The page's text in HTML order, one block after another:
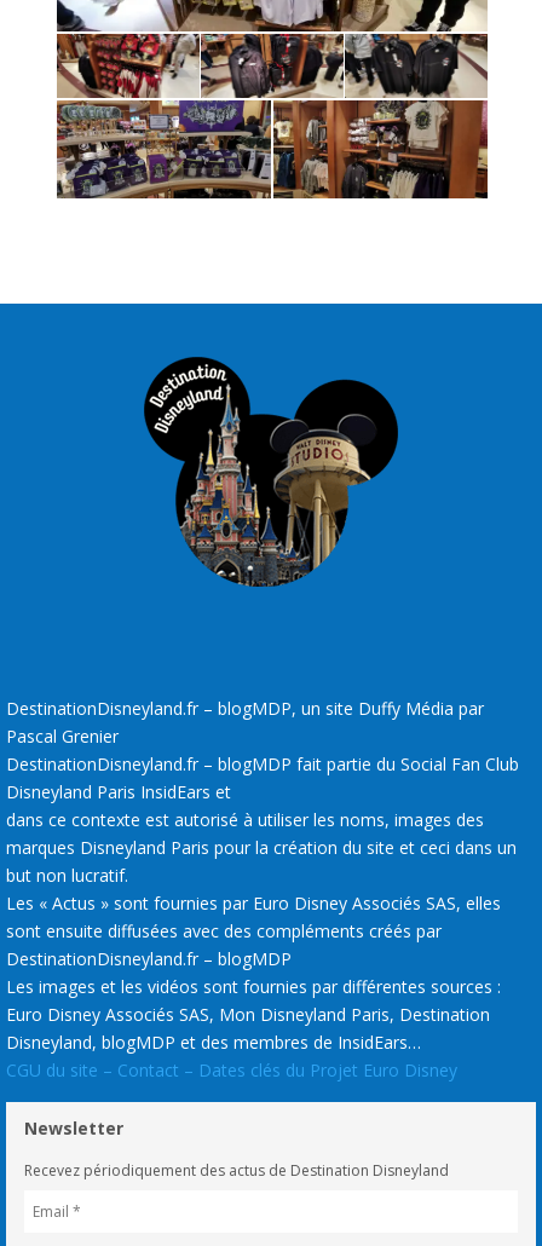
DestinationDisneyland.fr – blogMDP, un site Duffy Média par
Pascal Grenier
DestinationDisneyland.fr – blogMDP fait partie du Social Fan Club
Disneyland Paris InsidEars et
dans ce contexte est autorisé à utiliser les noms, images des
marques Disneyland Paris pour la création du site et ceci dans un
but non lucratif.
Les « Actus » sont fournies par Euro Disney Associés SAS, elles
sont ensuite diffusées avec des compléments créés par
DestinationDisneyland.fr – blogMDP
Les images et les vidéos sont fournies par différentes sources :
Euro Disney Associés SAS, Mon Disneyland Paris, Destination
Disneyland, blogMDP et des membres de InsidEars…
CGU du site – Contact – Dates clés du Projet Euro Disney
Newsletter
Recevez périodiquement des actus de Destination Disneyland